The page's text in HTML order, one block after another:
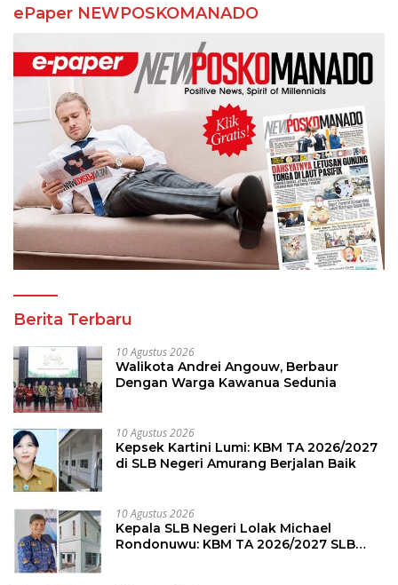
ePaper NEWPOSKOMANADO
Berita Terbaru
10 Agustus 2026
Walikota Andrei Angouw, Berbaur
Dengan Warga Kawanua Sedunia
10 Agustus 2026
Kepsek Kartini Lumi: KBM TA 2026/2027
di SLB Negeri Amurang Berjalan Baik
10 Agustus 2026
Kepala SLB Negeri Lolak Michael
Rondonuwu: KBM TA 2026/2027 SLB